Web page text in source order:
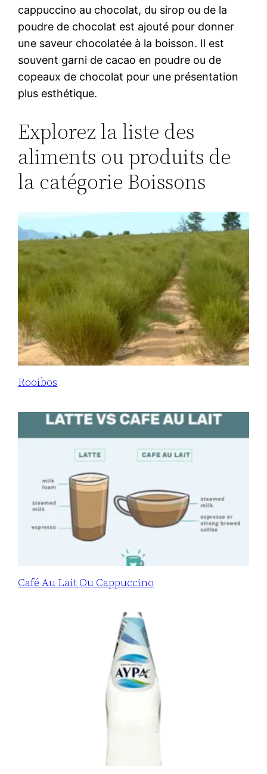
cappuccino au chocolat, du sirop ou de la
poudre de chocolat est ajouté pour donner
une saveur chocolatée à la boisson. Il est
souvent garni de cacao en poudre ou de
copeaux de chocolat pour une présentation
plus esthétique.
Explorez la liste des
aliments ou produits de
la catégorie Boissons
Rooibos
Café Au Lait Ou Cappuccino